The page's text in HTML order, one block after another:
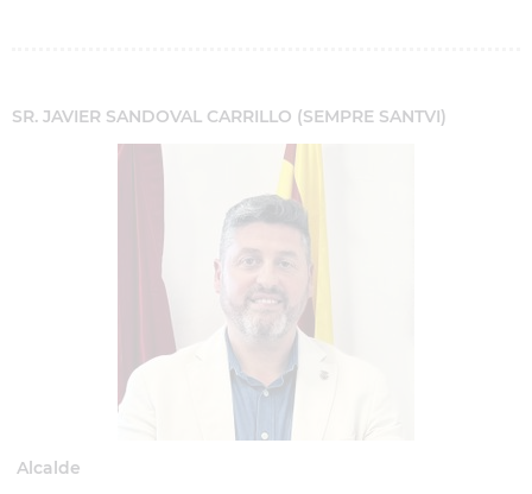
SR. JAVIER SANDOVAL CARRILLO (SEMPRE SANTVI)
Alcalde